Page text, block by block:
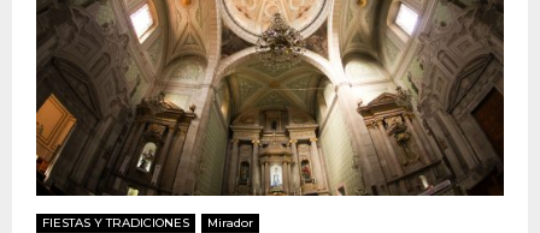
FIESTAS Y TRADICIONES Mirador